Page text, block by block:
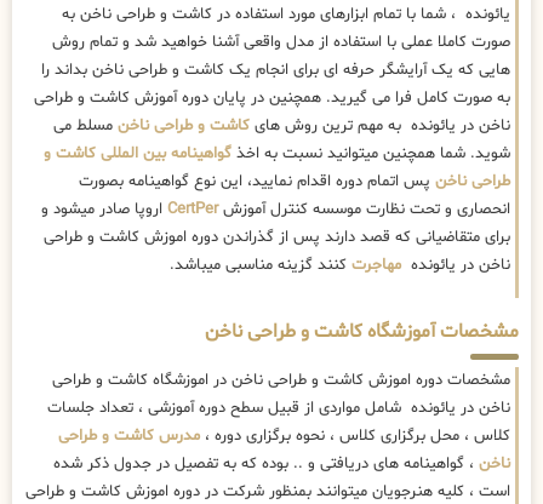
یائونده ، شما با تمام ابزارهای مورد استفاده در کاشت و طراحی ناخن به
صورت کاملا عملی با استفاده از مدل واقعی آشنا خواهید شد و تمام روش
هایی که یک آرایشگر حرفه ای برای انجام یک کاشت و طراحی ناخن بداند را
به صورت کامل فرا می گیرید. همچنین در پایان دوره آموزش کاشت و طراحی
ناخن در یائونده به مهم ترین روش های کاشت و طراحی ناخن مسلط می
شوید. شما همچنین میتوانید نسبت به اخذ گواهینامه بین المللی کاشت و
طراحی ناخن پس اتمام دوره اقدام نمایید، این نوع گواهینامه بصورت
انحصاری و تحت نظارت موسسه کنترل آموزشCertPer اروپا صادر میشود و
برای متقاضیانی که قصد دارند پس از گذراندن دوره اموزش کاشت و طراحی
ناخن در یائونده مهاجرت کنند گزینه مناسبی میباشد.
مشخصات آموزشگاه کاشت و طراحی ناخن
مشخصات دوره اموزش کاشت و طراحی ناخن در اموزشگاه کاشت و طراحی
ناخن در یائونده شامل مواردی از قبیل سطح دوره آموزشی ، تعداد جلسات
کلاس ، محل برگزاری کلاس ، نحوه برگزاری دوره ، مدرس کاشت و طراحی
ناخن ، گواهینامه های دریافتی و .. بوده که به تفصیل در جدول ذکر شده
است ، کلیه هنرجویان میتوانند بمنظور شرکت در دوره اموزش کاشت و طراحی